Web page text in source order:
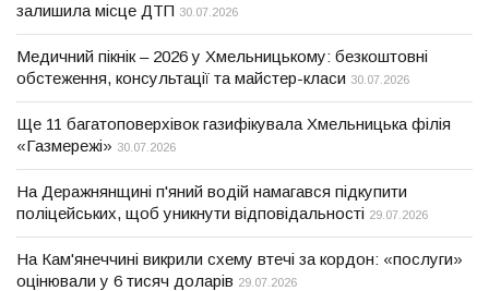
залишила місце ДТП 30.07.2026
Медичний пікнік – 2026 у Хмельницькому: безкоштовні
обстеження, консультації та майстер-класи 30.07.2026
Ще 11 багатоповерхівок газифікувала Хмельницька філія
«Газмережі» 30.07.2026
На Деражнянщині п'яний водій намагався підкупити
поліцейських, щоб уникнути відповідальності 29.07.2026
На Кам'янеччині викрили схему втечі за кордон: «послуги»
оцінювали у 6 тисяч доларів 29.07.2026